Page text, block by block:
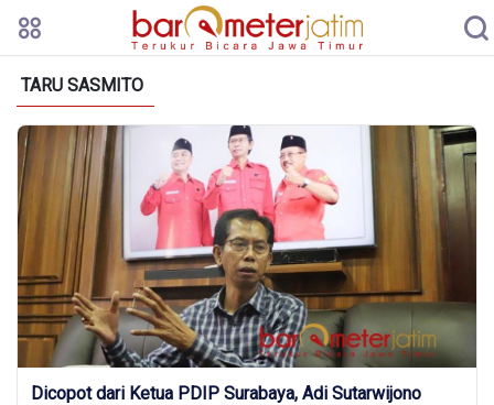
TARU SASMITO
Dicopot dari Ketua PDIP Surabaya, Adi Sutarwijono